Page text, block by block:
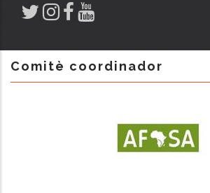
Comitè coordinador